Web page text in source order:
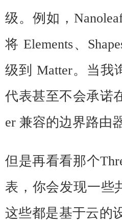
级。例如，
将 Elements、
级到 Matter。当我
代表甚至不会承诺
er 兼容的边界路由器
但是再看看那个
表，你会发现一些
这些都是基于云的